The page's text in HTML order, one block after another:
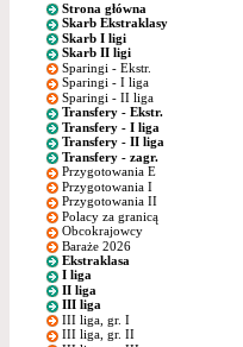
Strona główna
Skarb Ekstraklasy
Skarb I ligi
Skarb II ligi
Sparingi - Ekstr.
Sparingi - I liga
Sparingi - II liga
Transfery - Ekstr.
Transfery - I liga
Transfery - II liga
Transfery - zagr.
Przygotowania E
Przygotowania I
Przygotowania II
Polacy za granicą
Obcokrajowcy
Baraże 2026
Ekstraklasa
I liga
II liga
III liga
III liga, gr. I
III liga, gr. II